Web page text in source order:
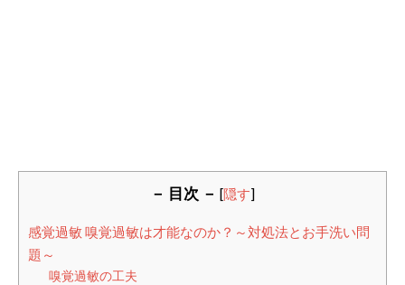
－ 目次 － [隠す]
感覚過敏 嗅覚過敏は才能なのか？～対処法とお手洗い問
題～
嗅覚過敏の工夫